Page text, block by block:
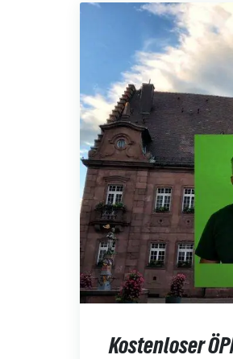
Kostenloser